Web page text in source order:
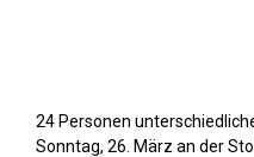
24 Personen
Sonntag, 26. März an der